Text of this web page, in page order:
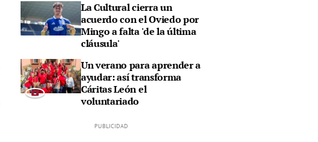
La Cultural cierra un
acuerdo con el Oviedo por
Mingo a falta 'de la última
cláusula'
Un verano para aprender a
ayudar: así transforma
Cáritas León el
voluntariado